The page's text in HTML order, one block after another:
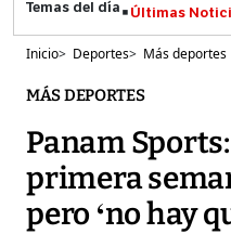
Últimas
Inicio> Deportes> Más deportes
MÁS DEPORTES
Panam
primera
pero ‘no hay